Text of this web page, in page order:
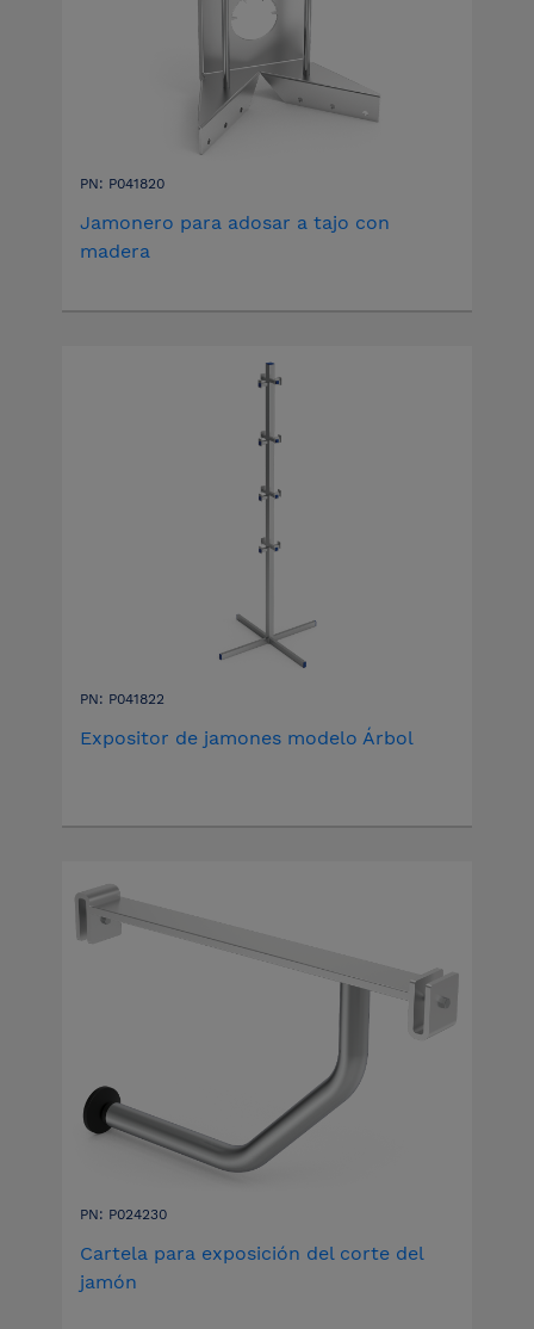
PN: P041820
Jamonero para adosar a tajo con
madera
PN: P041822
Expositor de jamones modelo Árbol
PN: P024230
Cartela para exposición del corte del
jamón